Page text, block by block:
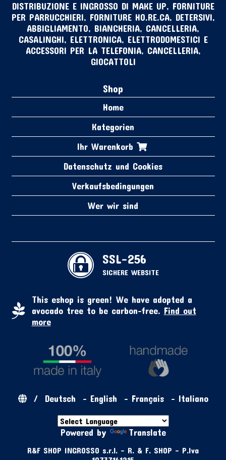
DISTRIBUZIONE E INGROSSO DI MAKE UP, FORNITURE
PER PARRUCCHIERI, FORNITURE HO.RE.CA, DETERSIVI,
ABBIGLIAMENTO, BIANCHERIA, CANCELLERIA,
CASALINGHI, ELETTRONICA, ELETTRODOMESTICI E
ACCESSORI PER LA TELEFONIA, CANCELLERIA,
GIOCATTOLI
Shop
Home
Kategorien
Ihr Warenkorb
Datenschutz und Cookies
Verkaufsbedingungen
Wer wir sind
SSL-256
SICHERE WEBSITE
This eshop is green! We have adopted a
avocado tree to be carbon-free. Find out
more
/ Deutsch - English - Français- Italiano
Powered by Translate
R&F SHOP INGROSSO s.r.l. - R. & F. SHOP - P.Iva